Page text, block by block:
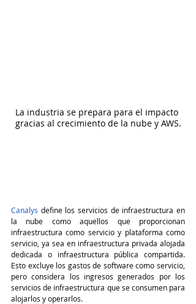
La industria se prepara para el impacto
gracias al crecimiento de la nube y AWS.
Canalys define los servicios de infraestructura en
la nube como aquellos que proporcionan
infraestructura como servicio y plataforma como
servicio, ya sea en infraestructura privada alojada
dedicada o infraestructura pública compartida.
Esto excluye los gastos de software como servicio,
pero considera los ingresos generados por los
servicios de infraestructura que se consumen para
alojarlos y operarlos.